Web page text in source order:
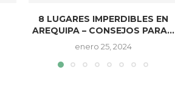
8 LUGARES IMPERDIBLES EN
AREQUIPA – CONSEJOS PARA...
enero 25, 2024